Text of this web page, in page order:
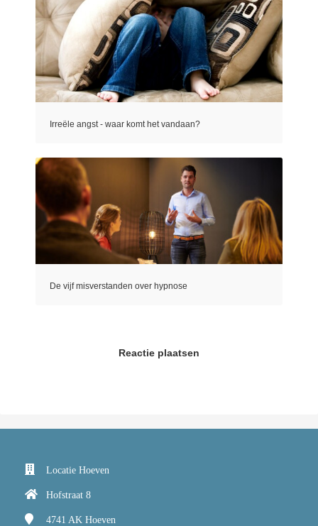
Irreële angst - waar komt het vandaan?
De vijf misverstanden over hypnose
Reactie plaatsen
Locatie Hoeven
Hofstraat 8
4741 AK Hoeven